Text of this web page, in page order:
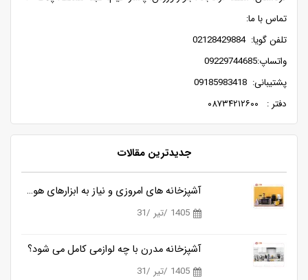
تماس با ما:
تلفن گویا: 02128429884
واتساپ:09229744685
پشتیبانی: 09185983418
دفتر : ۰۸۷۳۴۲۱۲۶۰۰
جدیدترین مقالات
آشپزخانه های امروزی و نیاز به ابزارهای هوشمندتر
1405 /تیر /31
آشپزخانه مدرن با چه لوازمی کامل می شود؟
1405 /تیر /31